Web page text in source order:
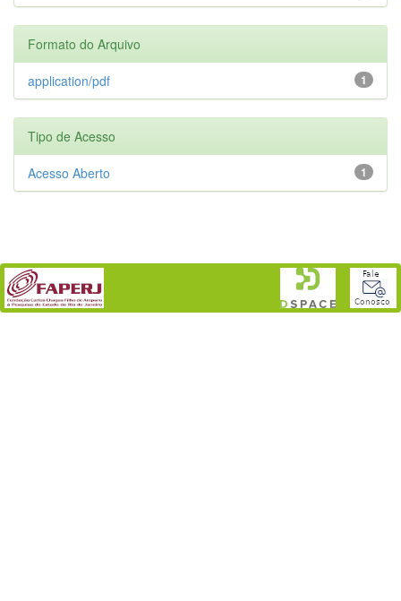
Formato do Arquivo
1
application/pdf
Tipo de Acesso
1
Acesso Aberto